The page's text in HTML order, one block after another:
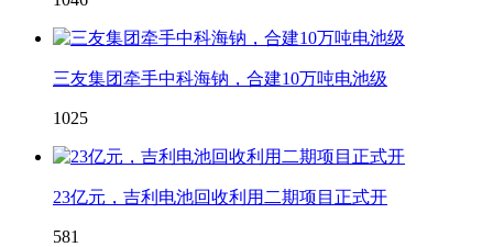
三友集团牵手中科海钠，合建10万吨电池级
1025
23亿元，吉利电池回收利用二期项目正式开
581